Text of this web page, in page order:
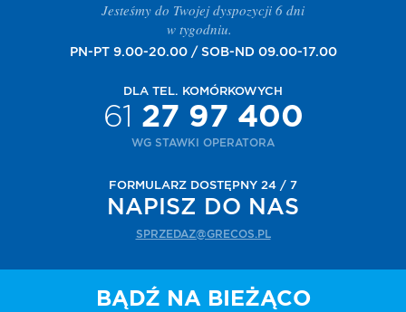
Jesteśmy do Twojej dyspozycji 6 dni
w tygodniu.
PN-PT 9.00-20.00 / SOB-ND 09.00-17.00
DLA TEL. KOMÓRKOWYCH
61 27 97 400
WG STAWKI OPERATORA
FORMULARZ DOSTĘPNY 24 / 7
NAPISZ DO NAS
SPRZEDAZ@GRECOS.PL
BĄDŹ NA BIEŻĄCO